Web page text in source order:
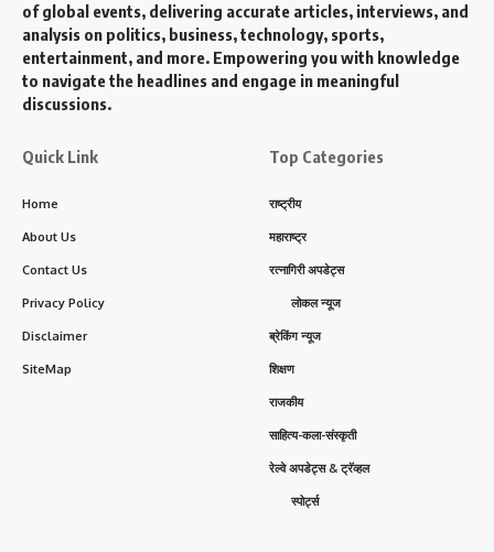
of global events, delivering accurate articles, interviews, and
analysis on politics, business, technology, sports,
entertainment, and more. Empowering you with knowledge
to navigate the headlines and engage in meaningful
discussions.
Quick Link
Home
About Us
Contact Us
Privacy Policy
Disclaimer
SiteMap
Top Categories
राष्ट्रीय
महाराष्ट्र
रत्नागिरी अपडेट्स
लोकल न्यूज
ब्रेकिंग न्यूज
शिक्षण
राजकीय
साहित्य-कला-संस्कृती
रेल्वे अपडेट्स & ट्रॅव्हल
स्पोर्ट्स